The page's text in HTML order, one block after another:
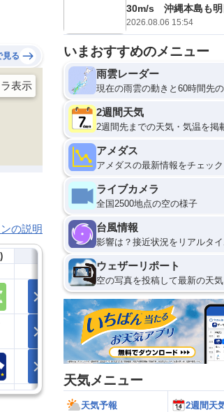
見る
の説明
30m/s 沖縄本島も明
2026.08.06 15:54
いまおすすめのメニュー
雨雲レーダー
現在の雨雲の動きと60時間先
2週間天気
2週間先までの天気・気温を掲
アメダス
アメダスの最新情報をチェック
ライブカメラ
全国2500地点の空の様子
台風情報
影響は？接近状況をリアルタ
ウェザーリポート
空の写真を投稿して最新の天
天気メニュー
天気予報 2週間天